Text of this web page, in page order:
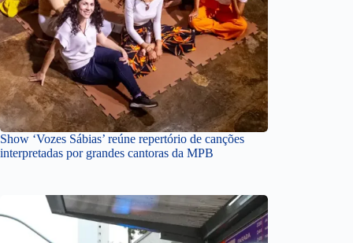
Show ‘Vozes Sábias’ reúne repertório de canções
interpretadas por grandes cantoras da MPB